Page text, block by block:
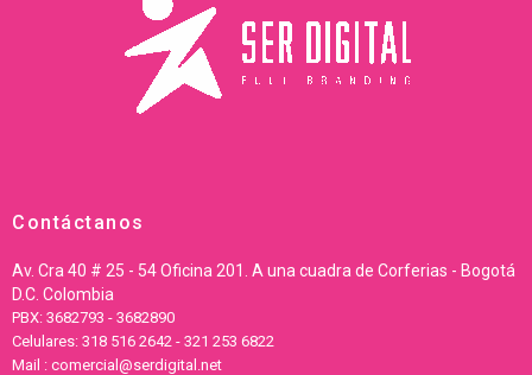
Contáctanos
Av. Cra 40 # 25 - 54 Oficina 201. A una cuadra de Corferias - Bogotá
D.C. Colombia
PBX: 3682793 - 3682890
Celulares: 318 516 2642 - 321 253 6822
Mail : comercial@serdigital.net